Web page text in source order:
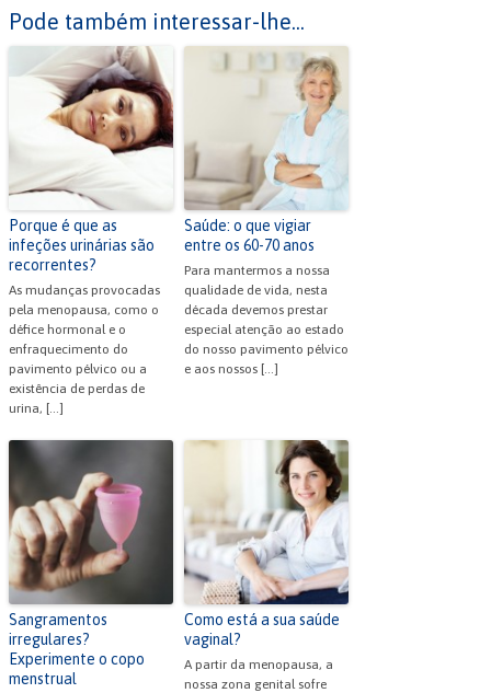
c
e
b
o
o
k
itt
er
er
es
t
at
s
p
ai
l
tF
ri
n
dl
y
h
ar
Pode também interessar-lhe...
Porque é que as
infeções urinárias são
recorrentes?
As mudanças provocadas
pela menopausa, como o
défice hormonal e o
enfraquecimento do
pavimento pélvico ou a
existência de perdas de
urina, […]
Saúde: o que vigiar
entre os 60-70 anos
Para mantermos a nossa
qualidade de vida, nesta
década devemos prestar
especial atenção ao estado
do nosso pavimento pélvico
e aos nossos […]
Sangramentos
irregulares?
Experimente o copo
menstrual
Como está a sua saúde
vaginal?
A partir da menopausa, a
nossa zona genital sofre